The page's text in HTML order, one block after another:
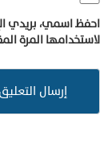
احفظ اسمي، بريدي
لاستخدامها المرة